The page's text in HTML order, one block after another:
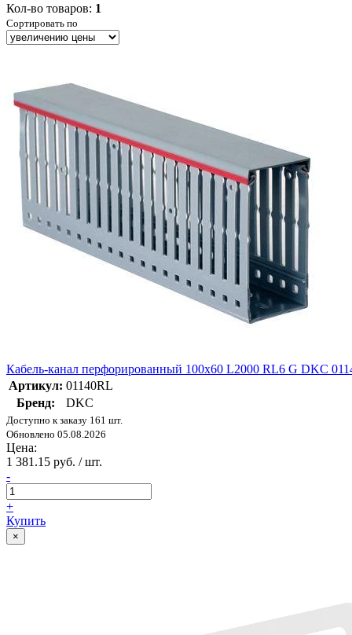
Кол-во товаров: 1
Сортировать по
Кабель-канал перфорированный 100х60 L2000 RL6 G DKC
Артикул: 01140RL
Бренд:
DKC
Доступно к заказу 161 шт.
Обновлено 05.08.2026
Цена:
1 381.15 руб. / шт.
-
+
Купить
×